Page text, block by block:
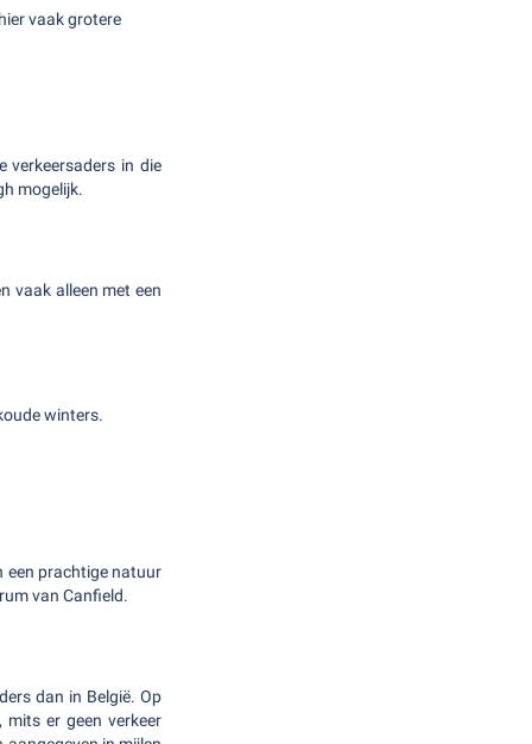
vaak grotere
verkeersaders in die
mogelijk.
vaak alleen met een
winters.
een prachtige natuur
van Canfield.
dan in België. Op
er geen verkeer